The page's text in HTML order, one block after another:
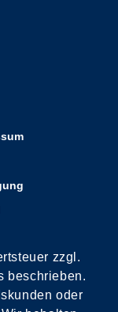
zzgl.
beschrieben.
oder